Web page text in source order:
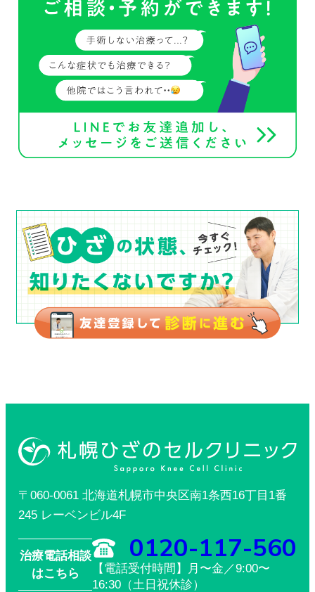
〒060-0061 北海道札幌市中央区南1条西16丁目1番
245 レーベンビル4F
治療電話相談
はこちら
0120-117-560
【電話受付時間】月〜金／9:00〜
16:30（土日祝休診）